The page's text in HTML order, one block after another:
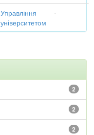
Управління
університетом
-
2
2
2